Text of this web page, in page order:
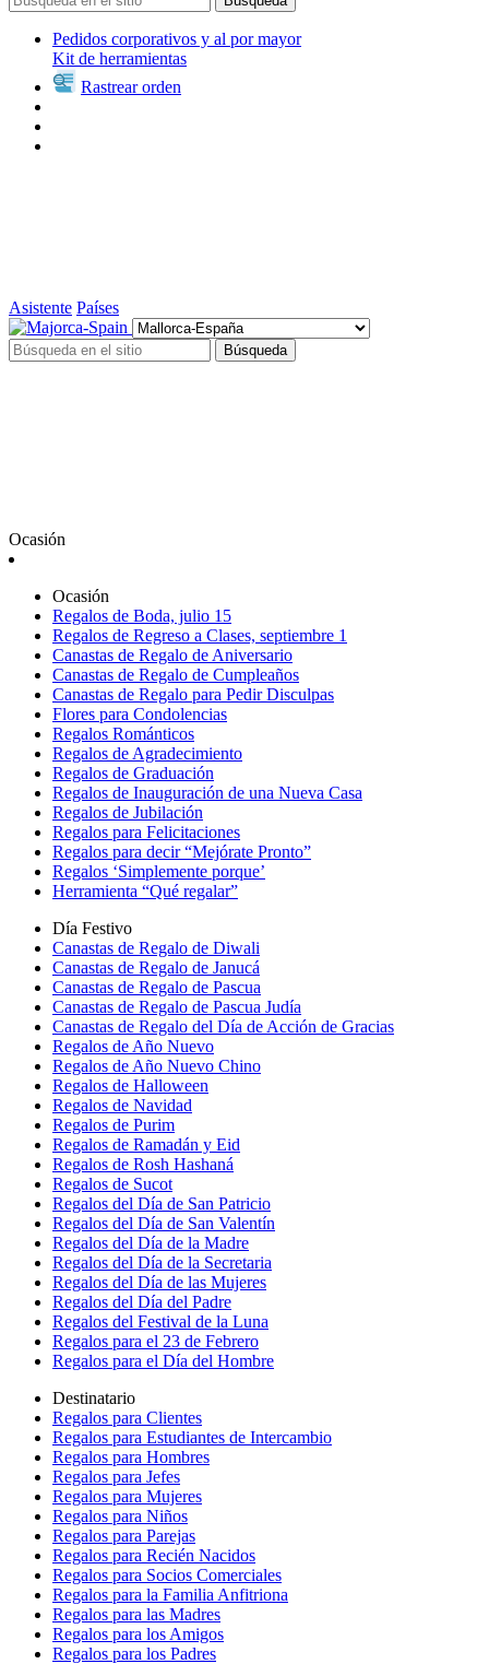
Pedidos corporativos y al por mayor
Kit de herramientas
Rastrear orden
Asistente Países
Búsqueda
Ocasión
Ocasión
Regalos de Boda, julio 15
Regalos de Regreso a Clases, septiembre 1
Canastas de Regalo de Aniversario
Canastas de Regalo de Cumpleaños
Canastas de Regalo para Pedir Disculpas
Flores para Condolencias
Regalos Románticos
Regalos de Agradecimiento
Regalos de Graduación
Regalos de Inauguración de una Nueva Casa
Regalos de Jubilación
Regalos para Felicitaciones
Regalos para decir “Mejórate Pronto”
Regalos ‘Simplemente porque’
Herramienta “Qué regalar”
Día Festivo
Canastas de Regalo de Diwali
Canastas de Regalo de Janucá
Canastas de Regalo de Pascua
Canastas de Regalo de Pascua Judía
Canastas de Regalo del Día de Acción de Gracias
Regalos de Año Nuevo
Regalos de Año Nuevo Chino
Regalos de Halloween
Regalos de Navidad
Regalos de Purim
Regalos de Ramadán y Eid
Regalos de Rosh Hashaná
Regalos de Sucot
Regalos del Día de San Patricio
Regalos del Día de San Valentín
Regalos del Día de la Madre
Regalos del Día de la Secretaria
Regalos del Día de las Mujeres
Regalos del Día del Padre
Regalos del Festival de la Luna
Regalos para el 23 de Febrero
Regalos para el Día del Hombre
Destinatario
Regalos para Clientes
Regalos para Estudiantes de Intercambio
Regalos para Hombres
Regalos para Jefes
Regalos para Mujeres
Regalos para Niños
Regalos para Parejas
Regalos para Recién Nacidos
Regalos para Socios Comerciales
Regalos para la Familia Anfitriona
Regalos para las Madres
Regalos para los Amigos
Regalos para los Padres